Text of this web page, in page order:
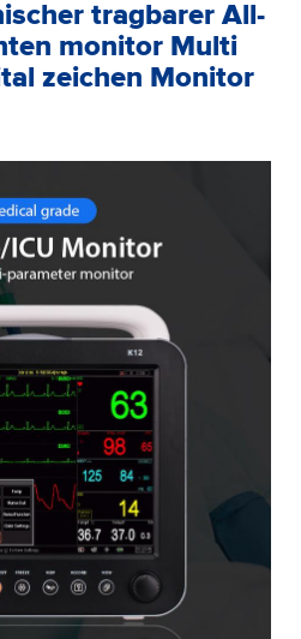
tragbarer All-
monitor Multi
zeichen Monitor